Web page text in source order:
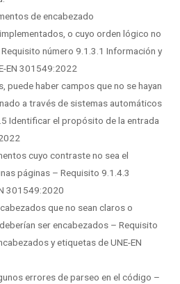
de encabezado
o cuyo orden lógico no
número 9.1.3.1 Información y
EN 301549:2022
puede haber campos que no se hayan
a través de sistemas automáticos
Identificar el propósito de la entrada
cuyo contraste no sea el
páginas – Requisito 9.1.4.3
301549:2020
que no sean claros o
ser encabezados – Requisito
y etiquetas de UNE-EN
errores de parseo en el código –